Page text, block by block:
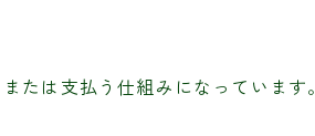
たは支払う仕組みになっています。